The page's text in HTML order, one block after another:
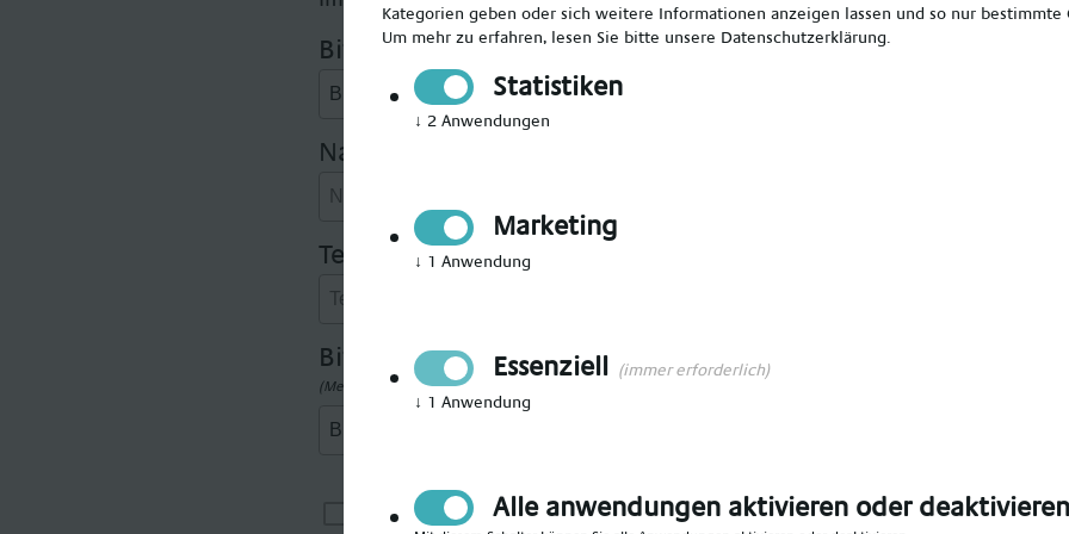
Bitte Anrede wählen* Vorname angeben
Nachname angeben
Telefonnummer angeben
Bitte gewünschten Bereich wählen*
(Mehrfachauswahl möglich)
Ich möchte in das Talent Network aufgenommen werden,
Kategorien geben oder sich weitere Informationen anzeigen lassen und so nur bestimmte
Um mehr zu erfahren, lesen Sie bitte unsere Datenschutzerklärung.
Statistiken
↓ 2 Anwendungen
Marketing
↓ 1 Anwendung
Essenziell (immer erforderlich)
↓ 1 Anwendung
Alle anwendungen aktivieren oder deaktivieren